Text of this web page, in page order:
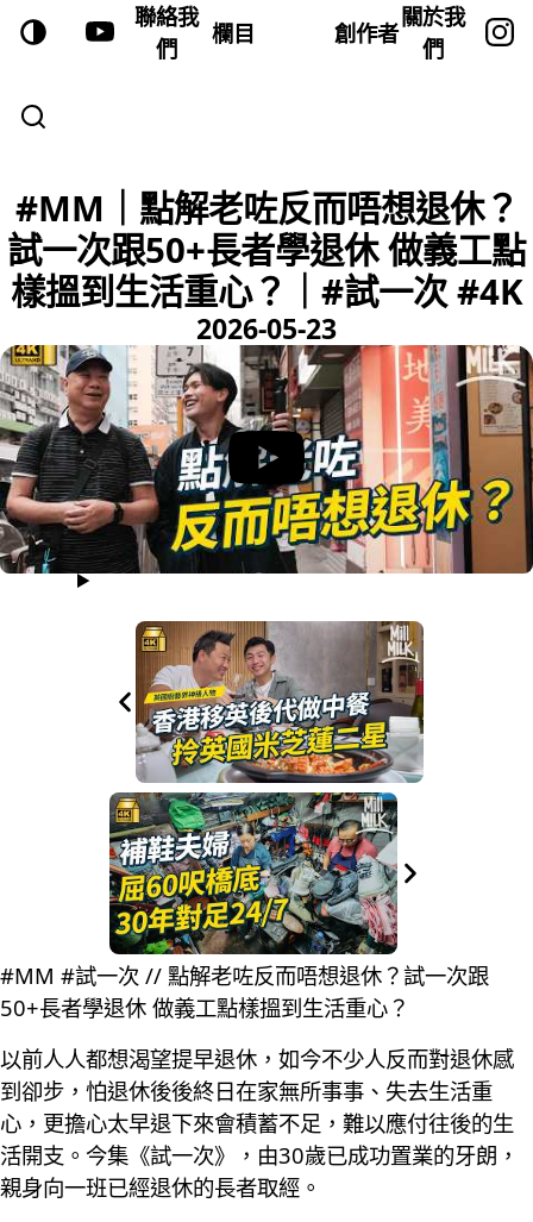
聯絡我
們
欄目 創作者
關於我
們
#MM｜點解老咗反而唔想退休？
試一次跟50+長者學退休 做義工點
樣搵到生活重心？｜#試一次 #4K
2026-05-23
#MM #試一次 // 點解老咗反而唔想退休？試一次跟
50+長者學退休 做義工點樣搵到生活重心？
以前人人都想渴望提早退休，如今不少人反而對退休感
到卻步，怕退休後後終日在家無所事事、失去生活重
心，更擔心太早退下來會積蓄不足，難以應付往後的生
活開支。今集《試一次》，由30歲已成功置業的牙朗，
親身向一班已經退休的長者取經。